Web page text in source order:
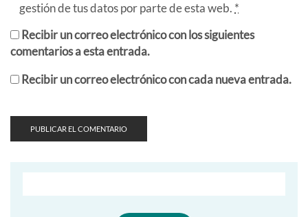
gestión de tus datos por parte de esta web. *
Recibir un correo electrónico con los siguientes
comentarios a esta entrada.
Recibir un correo electrónico con cada nueva entrada.